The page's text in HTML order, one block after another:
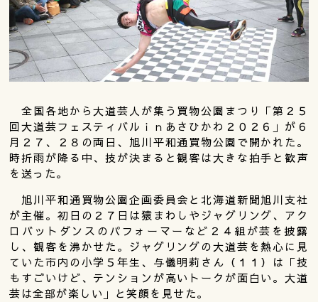
全国各地から大道芸人が集う買物公園まつり「第２５
回大道芸フェスティバルｉｎあさひかわ２０２６」が６
月２７、２８の両日、旭川平和通買物公園で開かれた。
時折雨が降る中、技が決まると観客は大きな拍手と歓声
を送った。
旭川平和通買物公園企画委員会と北海道新聞旭川支社
が主催。初日の２７日は猿まわしやジャグリング、アク
ロバットダンスのパフォーマーなど２４組が芸を披露
し、観客を沸かせた。ジャグリングの大道芸を熱心に見
ていた市内の小学５年生、与儀明莉さん（１１）は「技
もすごいけど、テンションが高いトークが面白い。大道
芸は全部が楽しい」と笑顔を見せた。